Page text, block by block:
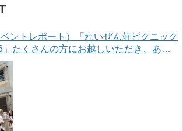
ベントレポート）「れいぜん荘ピクニック
」たくさんの方にお越しいただき、あり
！